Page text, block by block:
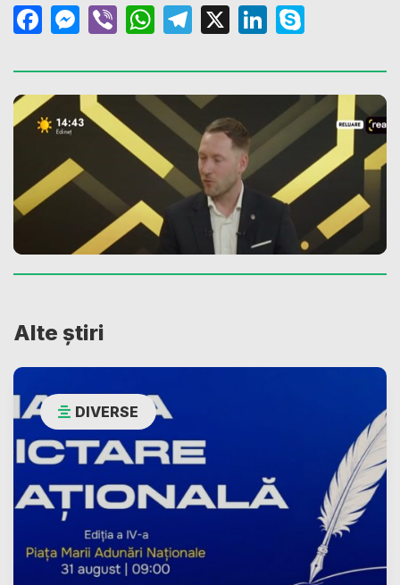
Facebook
Messenger
ViberWhatsApp
Telegram
X LinkedIn
Alte știri
DIVERSE